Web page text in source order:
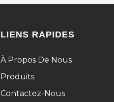
LIENS RAPIDES
À Propos De Nous
Produits
Contactez-Nous